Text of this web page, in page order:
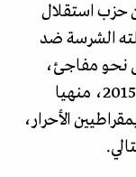
حزب استقلال
الشرسة ضد
نحو مفاجئ،
أغلبية صريحة في الانتخابات العامة عام 2015، منهيا
الأحرار،